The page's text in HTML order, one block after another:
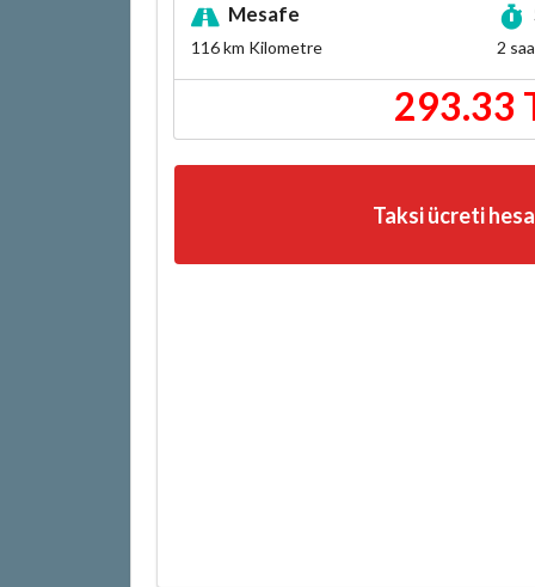
Mesafe
116 km Kilometre 2
293.33
Taksi ücreti